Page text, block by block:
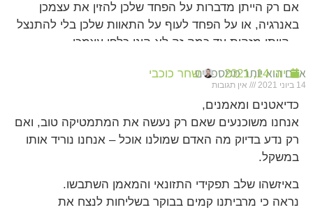
אם רק הייתן מדברות על הפחד שלכן להזין את עצמכן
באנרגיה, או על הפחד לעוף על התאוות שלכן בלי להתנצל
– הייתן מזהות עד כמה זה לא הוגן כלפי עצמכן.
אדם הוא יותר ממספרים
14 ביוני 2021 אין תגובות
יוני 14, 2021 שחר כוכבי
כדיאטנים ומאמנים,
אנחנו משוכנעים שאם רק נעשה את המתמטיקה טוב, ואם
רק נדע בדיוק מה האדם שמולנו אוכל – אנחנו נוריד אותו
במשקל.
באיזשהו שלב תפקידי התזונאי והמאמן השתבשו.
נראה כי מרביתנו קמים בבוקר בשליחות לנצח את